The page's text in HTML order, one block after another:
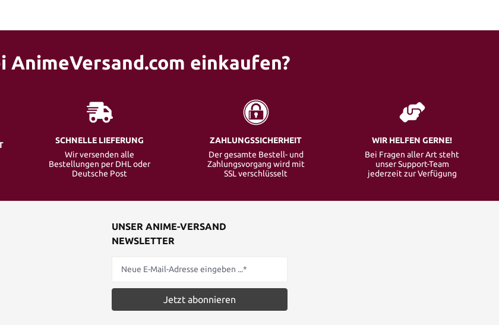
AnimeVersand.com einkaufen?
SCHNELLE LIEFERUNG
Wir versenden alle
Bestellungen per DHL oder
Deutsche Post
ZAHLUNGSSICHERHEIT
Der gesamte Bestell- und
Zahlungsvorgang wird mit
SSL verschlüsselt
WIR HELFEN GERNE!
Bei Fragen aller Art steht
unser Support-Team
jederzeit zur Verfügung
UNSER ANIME-VERSAND
NEWSLETTER
Jetzt abonnieren